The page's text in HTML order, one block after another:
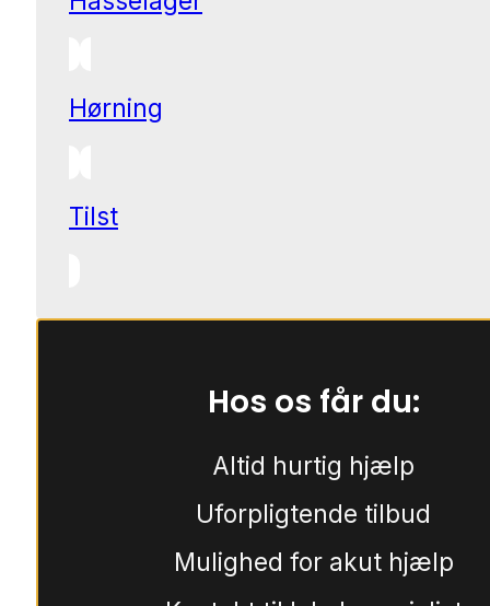
Hørning
Tilst
Hos os får du:
Altid hurtig hjælp
Uforpligtende tilbud
Mulighed for akut hjælp